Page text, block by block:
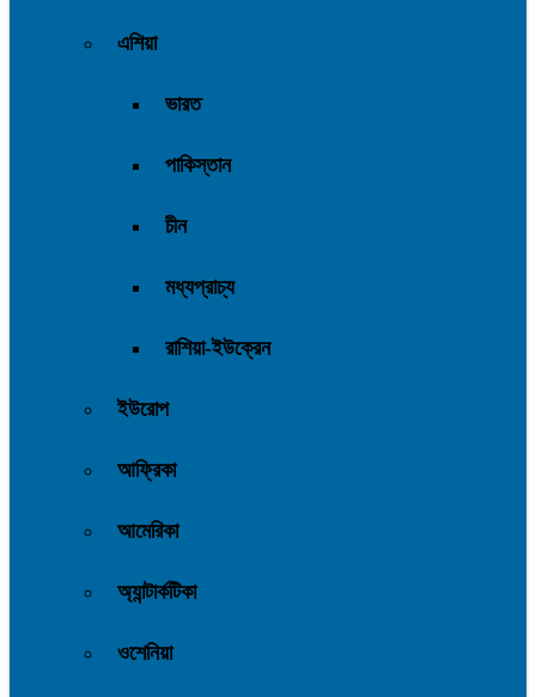
এশিয়া
ভারত
পাকিস্তান
চীন
মধ্যপ্রাচ্য
রাশিয়া-ইউক্রেন
ইউরোপ
আফ্রিকা
আমেরিকা
অ্যান্টার্কটিকা
ওশেনিয়া